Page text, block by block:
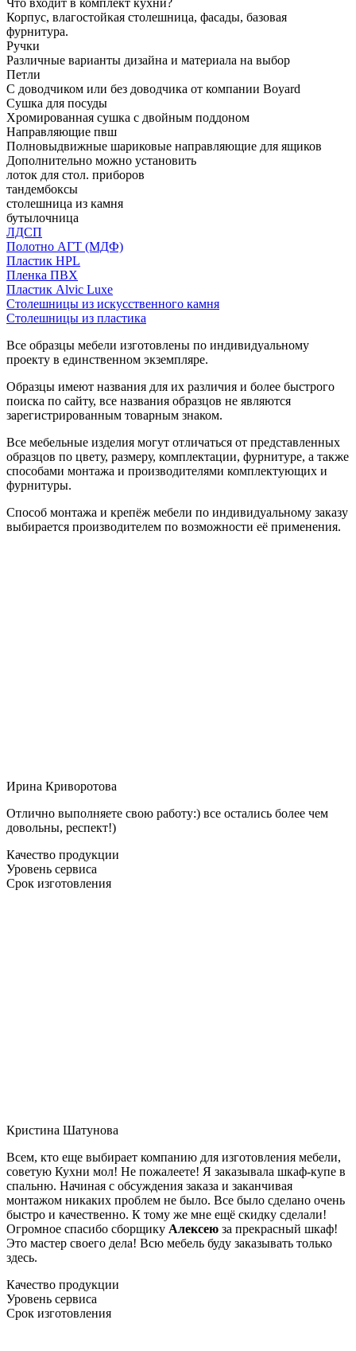
Корпус, влагостойкая столешница, фасады, базовая
фурнитура.
Ручки
Различные варианты дизайна и материала на выбор
Петли
С доводчиком или без доводчика от компании Boyard
Сушка для посуды
Хромированная сушка с двойным поддоном
Направляющие пвш
Полновыдвижные шариковые направляющие для ящиков
Дополнительно можно установить
лоток для стол. приборов
тандембоксы
столешница из камня
бутылочница
ЛДСП
Полотно АГТ (МДФ)
Пластик HPL
Пленка ПВХ
Пластик Alvic Luxe
Столешницы из искусственного камня
Столешницы из пластика
Все образцы мебели изготовлены по индивидуальному
проекту в единственном экземпляре.
Образцы имеют названия для их различия и более быстрого
поиска по сайту, все названия образцов не являются
зарегистрированным товарным знаком.
Все мебельные изделия могут отличаться от представленных
образцов по цвету, размеру, комплектации, фурнитуре, а также
способами монтажа и производителями комплектующих и
фурнитуры.
Способ монтажа и крепёж мебели по индивидуальному заказу
выбирается производителем по возможности её применения.
Ирина Криворотова
Отлично выполняете свою работу:) все остались более чем
довольны, респект!)
Качество продукции
Уровень сервиса
Срок изготовления
Кристина Шатунова
Всем, кто еще выбирает компанию для изготовления мебели,
советую Кухни мол! Не пожалеете! Я заказывала шкаф-купе в
спальню. Начиная с обсуждения заказа и заканчивая
монтажом никаких проблем не было. Все было сделано очень
быстро и качественно. К тому же мне ещё скидку сделали!
Огромное спасибо сборщику Алексею за прекрасный шкаф!
Это мастер своего дела! Всю мебель буду заказывать только
здесь.
Качество продукции
Уровень сервиса
Срок изготовления